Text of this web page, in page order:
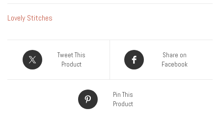
Lovely Stitches
Tweet This
Product
Share on
Facebook
Pin This
Product